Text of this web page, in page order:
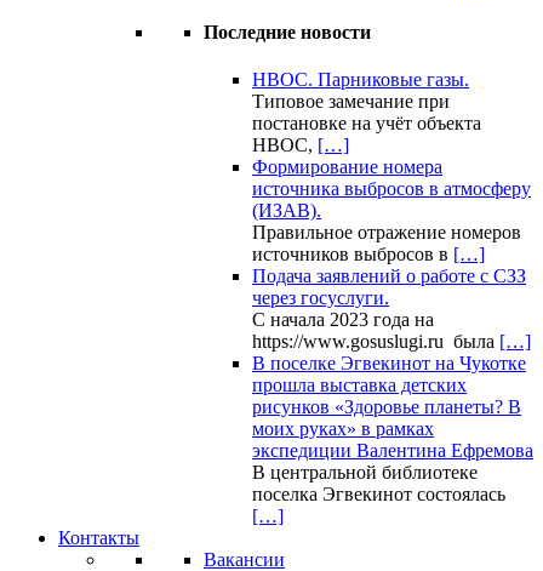
Последние новости
НВОС. Парниковые газы.
Типовое замечание при
постановке на учёт объекта
НВОС, […]
Формирование номера
источника выбросов в атмосферу
(ИЗАВ).
Правильное отражение номеров
источников выбросов в […]
Подача заявлений о работе с СЗЗ
через госуслуги.
С начала 2023 года на
https://www.gosuslugi.ru была […]
В поселке Эгвекинот на Чукотке
прошла выставка детских
рисунков «Здоровье планеты? В
моих руках» в рамках
экспедиции Валентина Ефремова
В центральной библиотеке
поселка Эгвекинот состоялась
[…]
Контакты
Вакансии